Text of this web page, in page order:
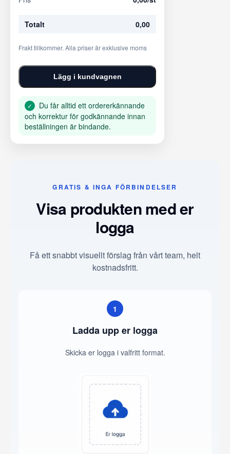
Totalt 0,00
Frakt tillkommer. Alla priser är exklusive moms
Lägg i kundvagnen
✓
Du får alltid ett ordererkännande
och korrektur för godkännande innan
beställningen är bindande.
GRATIS & INGA FÖRBINDELSER
Visa produkten med er
logga
Få ett snabbt visuellt förslag från vårt team, helt
kostnadsfritt.
1
Ladda upp er logga
Skicka er logga i valfritt format.